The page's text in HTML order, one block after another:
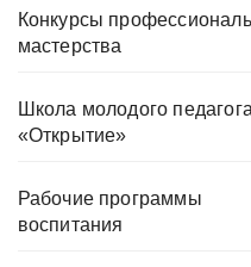
Конкурсы
мастерства
Школа молодого
«Открытие»
Рабочие программы
воспитания